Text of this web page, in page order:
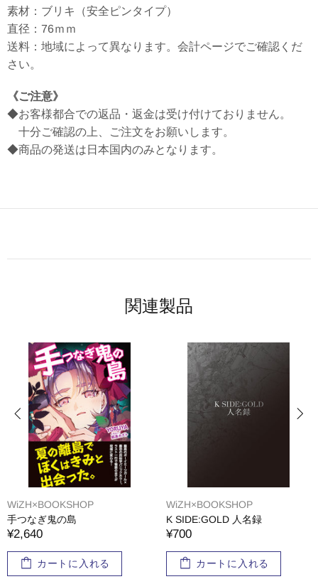
素材：ブリキ（安全ピンタイプ）
直径：76ｍｍ
送料：地域によって異なります。会計ページでご確認くだ
さい。
《ご注意》
◆お客様都合での返品・返金は受け付けておりません。
十分ご確認の上、ご注文をお願いします。
◆商品の発送は日本国内のみとなります。
関連製品
WiZH×BOOKSHOP
手つなぎ鬼の島
¥2,640
カートに入れる
WiZH×BOOKSHOP
K SIDE:GOLD 人名録
¥700
カートに入れる